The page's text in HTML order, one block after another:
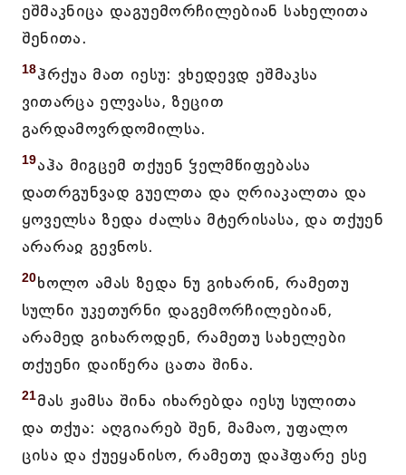
ეშმაკნიცა დაგუემორჩილებიან სახელითა
შენითა.
18ჰრქუა მათ იესუ: ვხედევდ ეშმაკსა
ვითარცა ელვასა, ზეცით
გარდამოვრდომილსა.
19აჰა მიგცემ თქუენ ჴელმწიფებასა
დათრგუნვად გუელთა და ღრიაკალთა და
ყოველსა ზედა ძალსა მტერისასა, და თქუენ
არარაჲ გევნოს.
20ხოლო ამას ზედა ნუ გიხარინ, რამეთუ
სულნი უკეთურნი დაგემორჩილებიან,
არამედ გიხაროდენ, რამეთუ სახელები
თქუენი დაიწერა ცათა შინა.
21მას ჟამსა შინა იხარებდა იესუ სულითა
და თქუა: აღგიარებ შენ, მამაო, უფალო
ცისა და ქუეყანისო, რამეთუ დაჰფარე ესე